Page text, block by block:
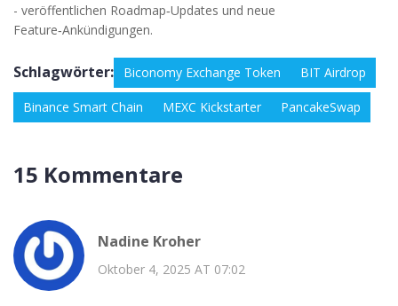
- veröffentlichen Roadmap‑Updates und neue
Feature‑Ankündigungen.
Schlagwörter: Biconomy Exchange Token BIT Airdrop
Binance Smart Chain MEXC Kickstarter PancakeSwap
15 Kommentare
Nadine Kroher
Oktober 4, 2025 AT 07:02